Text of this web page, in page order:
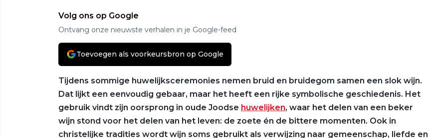
Volg ons op Google
Ontvang onze nieuwste verhalen in je Google-feed
Toevoegen als voorkeursbron op Google
Tijdens sommige huwelijksceremonies nemen bruid en bruidegom samen een slok wijn.
Dat lijkt een eenvoudig gebaar, maar het heeft een rijke symbolische geschiedenis. Het
gebruik vindt zijn oorsprong in oude Joodse huwelijken, waar het delen van een beker
wijn stond voor het delen van het leven: de zoete én de bittere momenten. Ook in
christelijke tradities wordt wijn soms gebruikt als verwijzing naar gemeenschap, liefde en